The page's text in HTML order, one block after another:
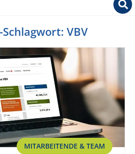
Schlagwort: VBV
MITARBEITENDE & TEAM